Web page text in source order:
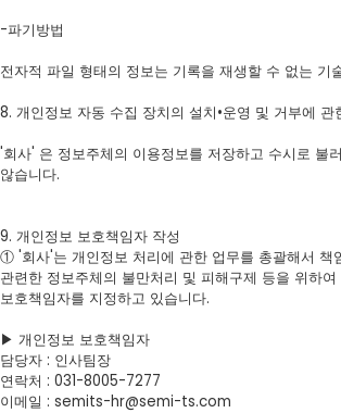
-파기방법
전자적 파일 형태의 정보는 기록을 재생할 수 없는 기
8. 개인정보 자동 수집 장치의 설치•운영 및 거부에 관
'회사' 은 정보주체의 이용정보를 저장하고 수시로 불
않습니다.
9. 개인정보 보호책임자 작성
① '회사'는 개인정보 처리에 관한 업무를 총괄해서 책
관련한 정보주체의 불만처리 및 피해구제 등을 위하
보호책임자를 지정하고 있습니다.
▶ 개인정보 보호책임자
담당자 : 인사팀장
연락처 : 031-8005-7277
이메일 : semits-hr@semi-ts.com